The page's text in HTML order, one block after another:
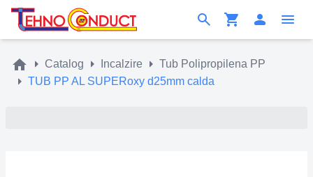
Catalog Incalzire
Tub Polipropilena PP
TUB PP AL SUPERoxy d25mm calda